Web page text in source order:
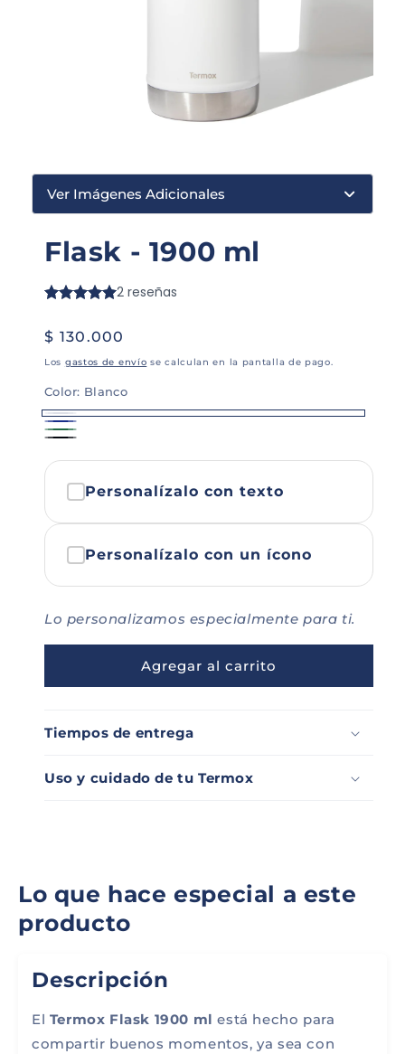
Ver Imágenes Adicionales
Flask - 1900 ml
Precio
habitual
$ 130.000
Los gastos de envío se calculan en la pantalla de pago.
Color: Blanco
Blanco
Azul
oscuro
Verde
Personalízalo con texto
Personalízalo con un ícono
Lo personalizamos especialmente para ti.
Agregar al carrito
Tiempos de entrega
Uso y cuidado de tu Termox
Lo que hace especial a este
producto
Descripción
El Termox Flask 1900 mlestá hecho para
compartir buenos momentos, ya sea con